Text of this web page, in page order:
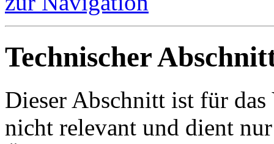
Technischer
Dieser Abschnitt ist für das
nicht relevant und dient